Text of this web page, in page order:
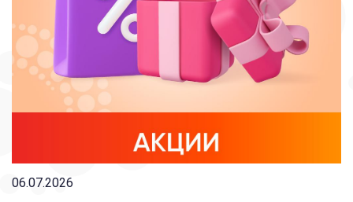
06.07.2026